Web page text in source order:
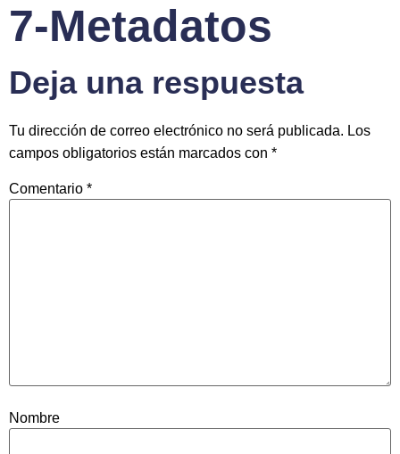
7-Metadatos
Deja una respuesta
Tu dirección de correo electrónico no será publicada. Los
campos obligatorios están marcados con *
Comentario *
Nombre